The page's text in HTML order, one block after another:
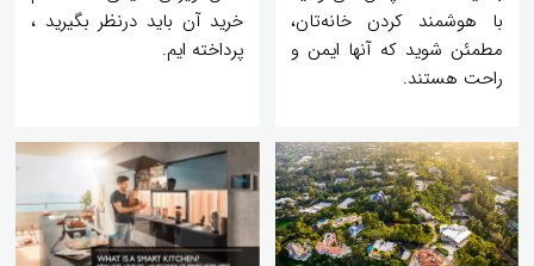
با هوشمند کردن خانه‌تان،
مطمئن شوید که آنها ایمن و
راحت هستند.
خرید آن باید درنظر بگیرید ،
پرداخته ایم.